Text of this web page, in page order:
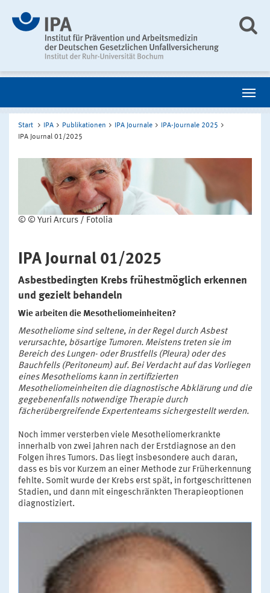
Start IPA Publikationen IPA Journale
IPA-Journale 2025
IPA Journal 01/2025
© © Yuri Arcurs / Fotolia
IPA Journal 01/2025
Asbestbedingten Krebs frühestmöglich erkennen
und gezielt behandeln
Wie arbeiten die Mesotheliomeinheiten?
Mesotheliome sind seltene, in der Regel durch Asbest
verursachte, bösartige Tumoren. Meistens treten sie im
Bereich des Lungen- oder Brustfells (Pleura) oder des
Bauchfells (Peritoneum) auf. Bei Verdacht auf das Vorliegen
eines Mesothelioms kann in zertifizierten
Mesotheliomeinheiten die diagnostische Abklärung und die
gegebenenfalls notwendige Therapie durch
fächerübergreifende Expertenteams sichergestellt werden.
Noch immer versterben viele Mesotheliomerkrankte
innerhalb von zwei Jahren nach der Erstdiagnose an den
Folgen ihres Tumors. Das liegt insbesondere auch daran,
dass es bis vor Kurzem an einer Methode zur Früherkennung
fehlte. Somit wurde der Krebs erst spät, in fortgeschrittenen
Stadien, und dann mit eingeschränkten Therapieoptionen
diagnostiziert.